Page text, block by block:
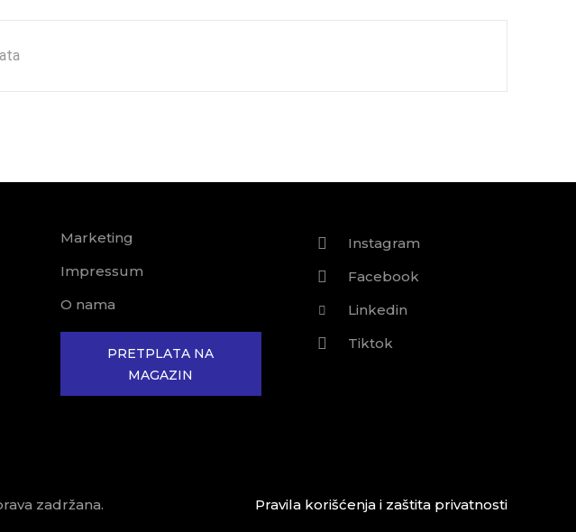
Marketing
Impressum
O nama
PRETPLATA NA
MAGAZIN
Instagram
Facebook
Linkedin
Tiktok
zadržana. Pravila korišćenja i zaštita privatnosti